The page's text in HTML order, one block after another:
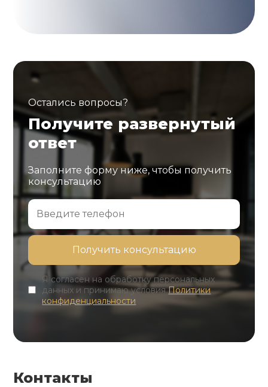
Остались вопросы?
Получите развернутый
ответ
Заполните форму ниже, чтобы получить
консультацию
Я согласен на обработку персональных
данных и принимаю условияПолитики
конфиденциальности
Контакты